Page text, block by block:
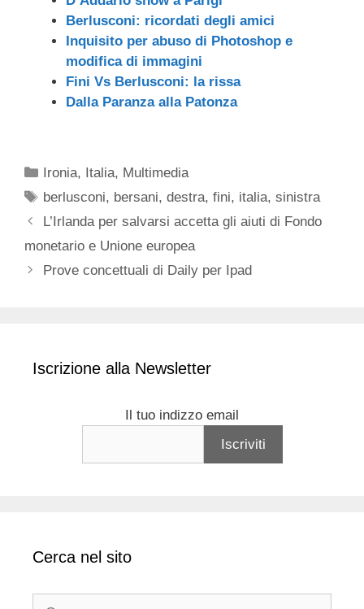
Berlusconi: ricordati degli amici
Inquisito per abuso di Photoshop e
modifica di immagini
Fini Vs Berlusconi: la rissa
Dalla Paranza alla Patonza
Categorie
Ironia, Italia, Multimedia
Tag
berlusconi, bersani,destra,fini, italia,sinistra
L’Irlanda per salvarsi accetta gli aiuti di Fondo
monetario e Unione europea
Prove concettuali di Daily per Ipad
Iscrizione alla Newsletter
Il tuo indizzo email
Cerca nel sito